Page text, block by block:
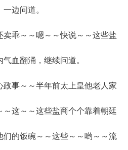
边问道。
乖～～嗯～～快说～～这些盐
血翻涌，继续问道。
事～～半年前太上皇他老人家
这～～这些盐商个个靠着朝廷
们的饭碗～～这些～～哟～～流